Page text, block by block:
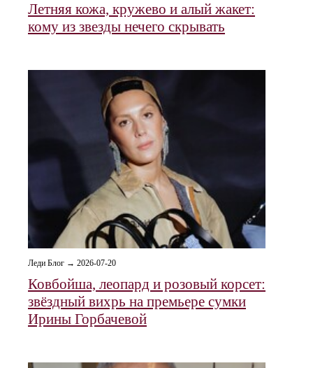
Летняя кожа, кружево и алый жакет:
кому из звезды нечего скрывать
Леди Блог → 2026-07-20
Ковбойша, леопард и розовый корсет:
звёздный вихрь на премьере сумки
Ирины Горбачевой